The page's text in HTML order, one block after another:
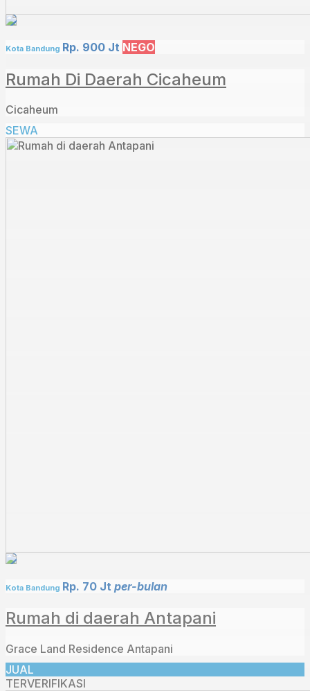
Kota Bandung Rp. 900 Jt NEGO
Rumah Di Daerah Cicaheum
Cicaheum
SEWA
Kota Bandung Rp. 70 Jt per-bulan
Rumah di daerah Antapani
Grace Land Residence Antapani
JUAL
TERVERIFIKASI